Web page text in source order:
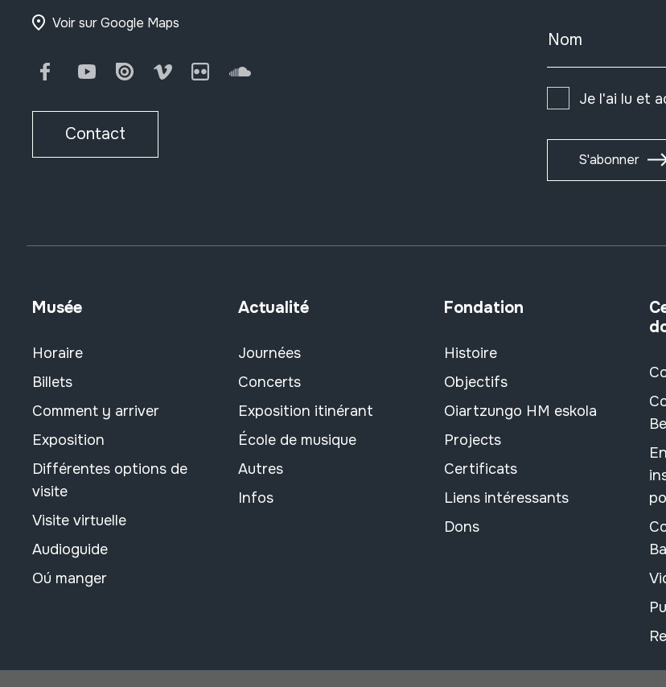
Voir sur Google Maps
FacebookYoutubeIssuu Vimeo FlickrSoundCloud
Contact
Nom
Je l'ai lu et
S'abonner
Musée
Horaire
Billets
Comment y arriver
Exposition
Différentes options de
visite
Visite virtuelle
Audioguide
Oú manger
Actualité
Journées
Concerts
Exposition itinérant
École de musique
Autres
Infos
Fondation
Histoire
Objectifs
Oiartzungo HM eskola
Projects
Certificats
Liens intéressants
Dons